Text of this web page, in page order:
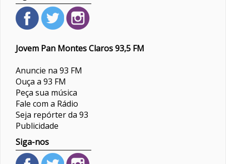
Jovem Pan Montes Claros 93,5 FM
Anuncie na 93 FM
Ouça a 93 FM
Peça sua música
Fale com a Rádio
Seja repórter da 93
Publicidade
Siga-nos